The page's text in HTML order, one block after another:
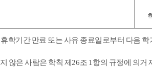
휴학기간 만료 또는 사유 종료일로부터 다음
지 않은 사람은 학칙 제26조 1 항의 규정에 의거